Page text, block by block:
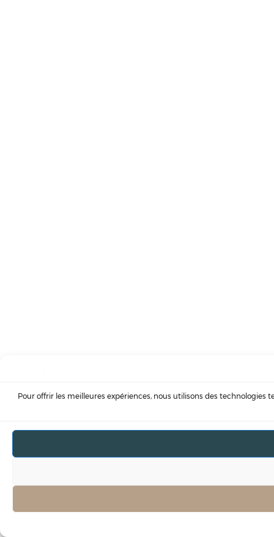
Pour offrir les meilleures expériences, nous utilisons des